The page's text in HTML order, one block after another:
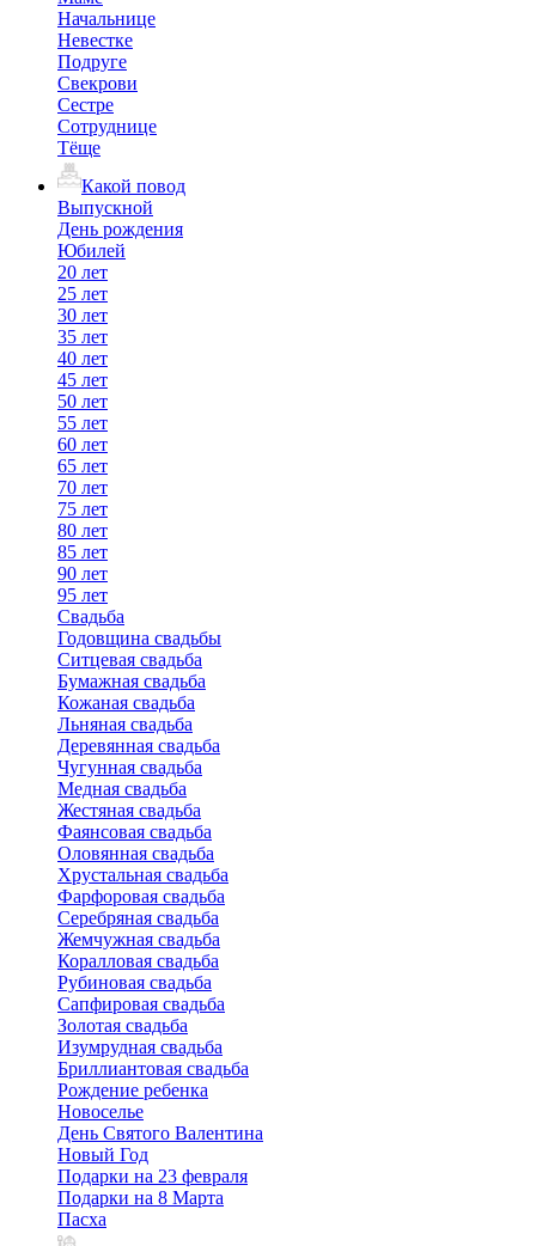
Начальнице
Невестке
Подруге
Свекрови
Сестре
Сотруднице
Тёще
Какой повод
Выпускной
День рождения
Юбилей
20 лет
25 лет
30 лет
35 лет
40 лет
45 лет
50 лет
55 лет
60 лет
65 лет
70 лет
75 лет
80 лет
85 лет
90 лет
95 лет
Свадьба
Годовщина свадьбы
Ситцевая свадьба
Бумажная свадьба
Кожаная свадьба
Льняная свадьба
Деревянная свадьба
Чугунная свадьба
Медная свадьба
Жестяная свадьба
Фаянсовая свадьба
Оловянная свадьба
Хрустальная свадьба
Фарфоровая свадьба
Серебряная свадьба
Жемчужная свадьба
Коралловая свадьба
Рубиновая свадьба
Сапфировая свадьба
Золотая свадьба
Изумрудная свадьба
Бриллиантовая свадьба
Рождение ребенка
Новоселье
День Святого Валентина
Новый Год
Подарки на 23 февраля
Подарки на 8 Марта
Пасха